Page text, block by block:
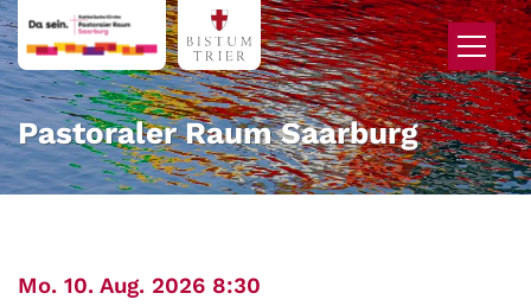
Zum Inhalt springen
Pastoraler Raum Saarburg
Mo. 10. Aug. 2026 8:30